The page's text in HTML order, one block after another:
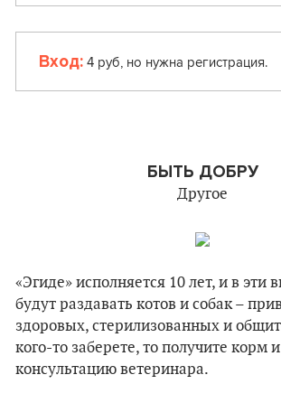
Вход:4 руб, но нужна регистрация.
БЫТЬ ДОБРУ
Другое
«Эгиде» исполняется 10 лет, и в эти
будут раздавать котов и собак –
здоровых, стерилизованных и
кого-то заберете, то получите корм
консультацию ветеринара.